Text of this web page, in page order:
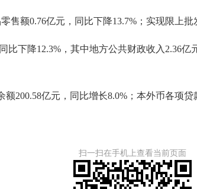
售额0.76亿元，同比下降13.7%；实现限上批
比下降12.3%，其中地方公共财政收入2.36
额200.58亿元，同比增长8.0% ；本外币各项贷
扫一扫在手机上查看当前页面